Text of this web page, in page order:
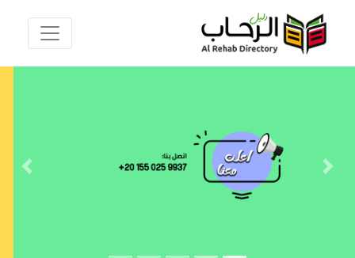
Previous
Next